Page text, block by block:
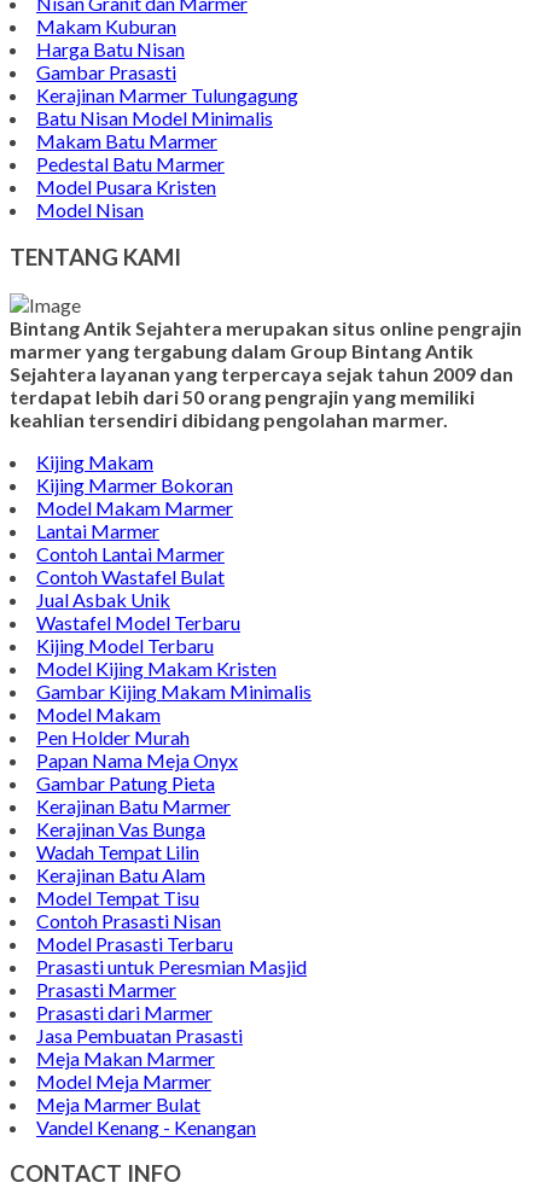
Contoh Vandel Marmer
Makam Marmer Islam
Prasasti Marmer Jumbo
Contoh Nisan Model Muslim
Batu Nisan Minimalis
Kijing Makam Marmer
Contoh Makam Granit
Kijing Islam Marmer
Prasasti Nisan
Makam Marmer
Contoh Prasasti Peresmian
Wastafel Marmer
Makam Kuburan
Harga Batu Nisan
Gambar Prasasti
Kerajinan Marmer Tulungagung
Batu Nisan Model Minimalis
Makam Batu Marmer
Pedestal Batu Marmer
Model Pusara Kristen
Model Nisan
TENTANG KAMI
Bintang Antik Sejahtera merupakan situs online pengrajin
marmer yang tergabung dalam Group Bintang Antik
Sejahtera layanan yang terpercaya sejak tahun 2009 dan
terdapat lebih dari 50 orang pengrajin yang memiliki
keahlian tersendiri dibidang pengolahan marmer.
Kijing Makam
Kijing Marmer Bokoran
Model Makam Marmer
Lantai Marmer
Contoh Lantai Marmer
Contoh Wastafel Bulat
Jual Asbak Unik
Wastafel Model Terbaru
Kijing Model Terbaru
Model Kijing Makam Kristen
Gambar Kijing Makam Minimalis
Model Makam
Pen Holder Murah
Papan Nama Meja Onyx
Gambar Patung Pieta
Kerajinan Batu Marmer
Kerajinan Vas Bunga
Wadah Tempat Lilin
Kerajinan Batu Alam
Model Tempat Tisu